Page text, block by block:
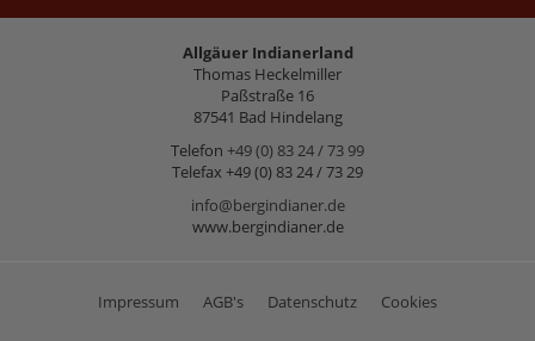
Allgäuer Indianerland
Thomas Heckelmiller
Paßstraße 16
87541 Bad Hindelang
Telefon +49 (0) 83 24 / 73 99
Telefax +49 (0) 83 24 / 73 29
info@bergindianer.de
www.bergindianer.de
Impressum AGB's Datenschutz Cookies